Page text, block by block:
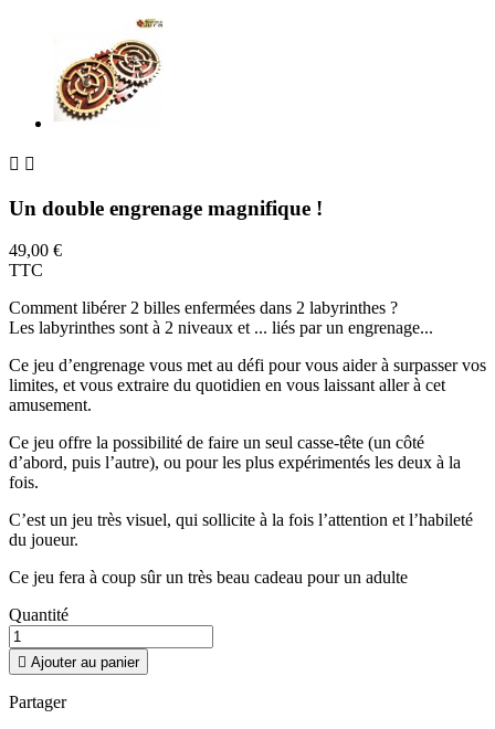
 
Un double engrenage magnifique !
49,00 €
TTC
Comment libérer 2 billes enfermées dans 2 labyrinthes ?
Les labyrinthes sont à 2 niveaux et ... liés par un engrenage...
Ce jeu d’engrenage vous met au défi pour vous aider à surpasser vos
limites, et vous extraire du quotidien en vous laissant aller à cet
amusement.
Ce jeu offre la possibilité de faire un seul casse-tête (un côté
d’abord, puis l’autre), ou pour les plus expérimentés les deux à la
fois.
C’est un jeu très visuel, qui sollicite à la fois l’attention et l’habileté
du joueur.
Ce jeu fera à coup sûr un très beau cadeau pour un adulte
Quantité
 Ajouter au panier
Partager